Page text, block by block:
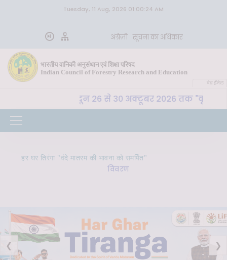
Tuesday, 11 Aug, 2026 01:00:24 AM
अंग्रेज़ी सूचना का अधिकार
भारतीय वानिकी अनुसंधान एवं शिक्षा परिषद
Indian Council of Forestry Research and Education
वेब ईमेल
अ. शि. प. , देहरादून 26 से 30 अक्टूबर 2026 तक "कृषि-
हर घर तिरंगा "वंदे मातरम की भावना को समर्पित"
विवरण
❮ ❯